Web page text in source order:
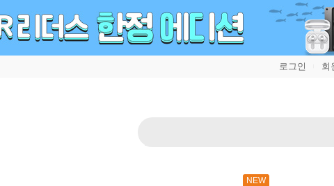
로그인 회
NEW